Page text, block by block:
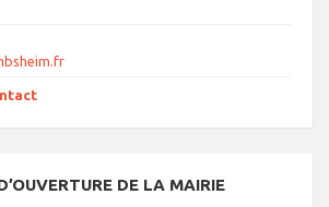
DE LA MAIRIE